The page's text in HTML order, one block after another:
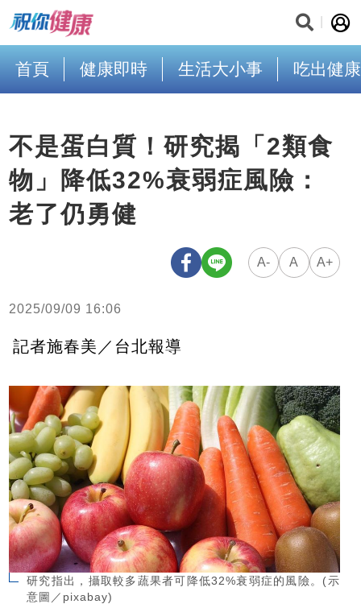
首頁 健康即時 生活大小事 吃出健康
不是蛋白質！研究揭「2類食
物」降低32%衰弱症風險：
老了仍勇健
A- A A+
2025/09/09 16:06
記者施春美／台北報導
研究指出，攝取較多蔬果者可降低32%衰弱症的風險。(示
意圖／pixabay)